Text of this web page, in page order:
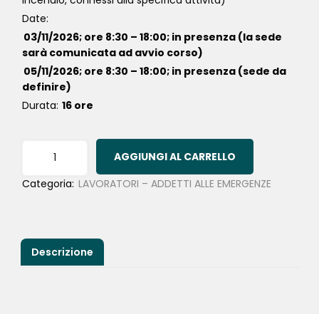
Date:
03/11/2026; ore 8:30 – 18:00; in presenza (la sede
sarà comunicata ad avvio corso)
05/11/2026; ore 8:30 – 18:00; in presenza (sede da
definire)
Durata: 16 ore
AGGIUNGI AL CARRELLO
Categoria: LAVORATORI – ADDETTI ALLE EMERGENZE
Descrizione